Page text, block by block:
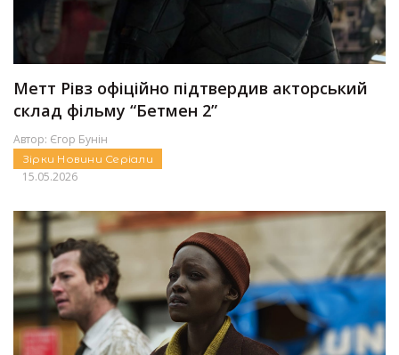
Метт Рівз офіційно підтвердив акторський
склад фільму “Бетмен 2”
Автор: Єгор Бунін
Зірки Новини Серіали
15.05.2026